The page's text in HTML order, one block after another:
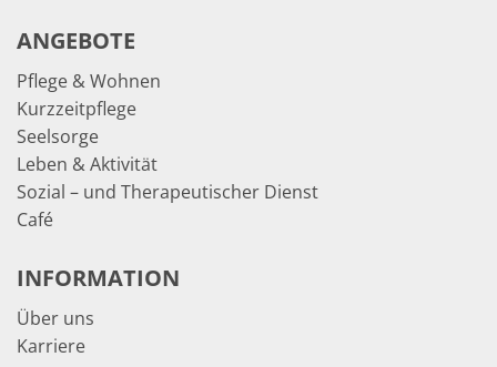
ANGEBOTE
Pflege & Wohnen
Kurzzeitpflege
Seelsorge
Leben & Aktivität
Sozial – und Therapeutischer Dienst
Café
INFORMATION
Über uns
Karriere